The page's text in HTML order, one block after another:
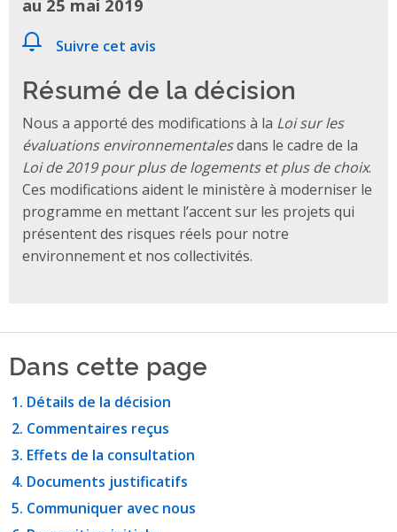
au 25 mai 2019
Suivre cet avis
Résumé de la décision
Nous a apporté des modifications à la Loi sur les
évaluations environnementalesdans le cadre de la
Loi de 2019 pour plus de logements et plus de choix.
Ces modifications aident le ministère à moderniser le
programme en mettant l’accent sur les projets qui
présentent des risques réels pour notre
environnement et nos collectivités.
Dans cette page
Détails de la décision
Commentaires reçus
Effets de la consultation
Documents justificatifs
Communiquer avec nous